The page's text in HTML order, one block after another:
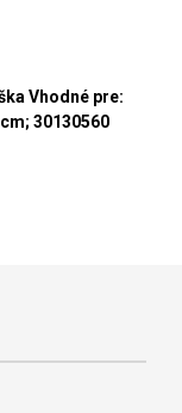
Vhodné pre:
30130560